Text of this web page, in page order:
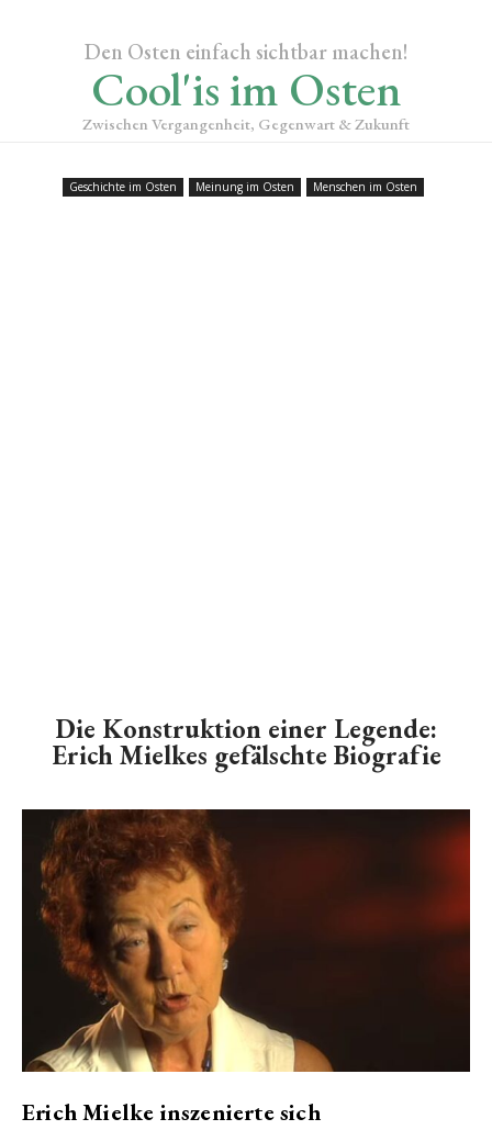
Den Osten einfach sichtbar machen!
Cool'is im Osten
Zwischen Vergangenheit, Gegenwart & Zukunft
Geschichte im Osten Meinung im Osten Menschen im Osten
Die Konstruktion einer Legende:
Erich Mielkes gefälschte Biografie
Erich Mielke inszenierte sich